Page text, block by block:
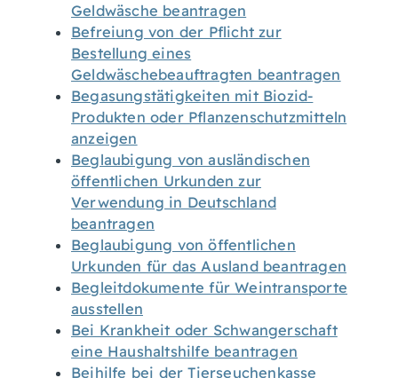
Geldwäsche beantragen
Befreiung von der Pflicht zur
Bestellung eines
Geldwäschebeauftragten beantragen
Begasungstätigkeiten mit Biozid-
Produkten oder Pflanzenschutzmitteln
anzeigen
Beglaubigung von ausländischen
öffentlichen Urkunden zur
Verwendung in Deutschland
beantragen
Beglaubigung von öffentlichen
Urkunden für das Ausland beantragen
Begleitdokumente für Weintransporte
ausstellen
Bei Krankheit oder Schwangerschaft
eine Haushaltshilfe beantragen
Beihilfe bei der Tierseuchenkasse